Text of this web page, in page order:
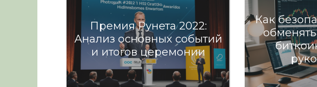
Премия Рунета 2022:
Анализ основных событий
и итогов церемонии
Разное
Как